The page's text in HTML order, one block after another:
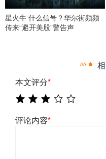
星火牛 什么信号？华尔街频频
传来“避开美股”警告声
本文评分*
评论内容*